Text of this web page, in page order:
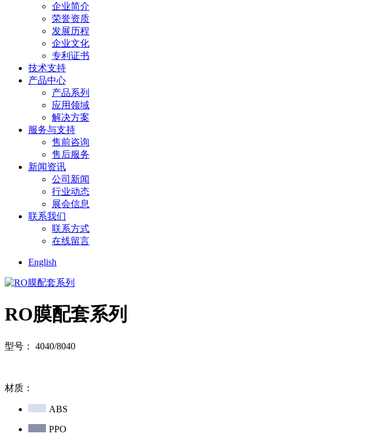
企业简介
荣誉资质
发展历程
企业文化
专利证书
技术支持
产品中心
产品系列
应用领域
解决方案
服务与支持
售前咨询
售后服务
新闻资讯
公司新闻
行业动态
展会信息
联系我们
联系方式
在线留言
English
RO膜配套系列
型号： 4040/8040
材质：
ABS
PPO